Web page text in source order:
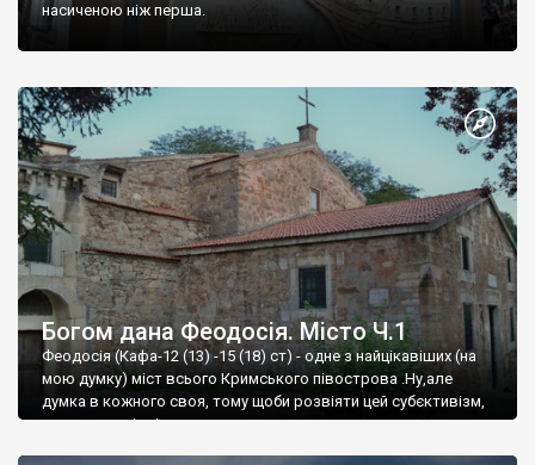
насиченою ніж перша.
Богом дана Феодосія. Місто Ч.1
Феодосія (Кафа-12 (13) -15 (18) ст) - одне з найцікавіших (на
мою думку) міст всього Кримського півострова .Ну,але
думка в кожного своя, тому щоби розвіяти цей субєктивізм,
запрошую відвідати це